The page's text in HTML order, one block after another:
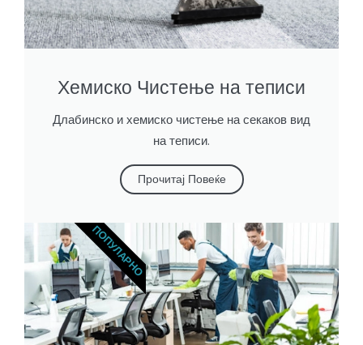
Хемиско Чистење на теписи
Длабинско и хемиско чистење на секаков вид
на теписи.
Прочитај Повеќе
ПОПУЛАРНО